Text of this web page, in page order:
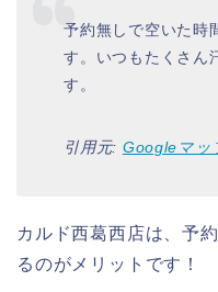
予約無しで空いた時
す。いつもたくさん
す。
引用元: Googleマッ
カルド西葛西店は、予
るのがメリットです！